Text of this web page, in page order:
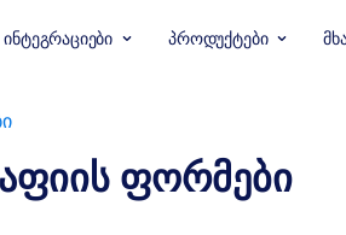
ინტეგრაციები პროდუქტები
ფორმები